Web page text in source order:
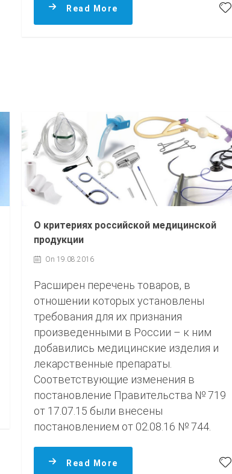
Read More
О критериях российской медицинской
продукции
On 19.08.2016
Расширен перечень товаров, в
отношении которых установлены
требования для их признания
произведенными в России – к ним
добавились медицинские изделия и
лекарственные препараты.
Соответствующие изменения в
постановление Правительства № 719
от 17.07.15 были внесены
постановлением от 02.08.16 № 744.
Read More